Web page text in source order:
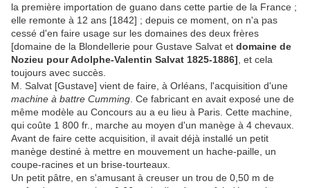
la première importation de guano dans cette partie de la France ;
elle remonte à 12 ans [1842] ; depuis ce moment, on n'a pas
cessé d'en faire usage sur les domaines des deux frères
[domaine de la Blondellerie pour Gustave Salvat et domaine de
Nozieu pour Adolphe-Valentin Salvat 1825-1886] , et cela
toujours avec succès.
M. Salvat [Gustave] vient de faire, à Orléans, l'acquisition d'une
machine à battre Cumming . Ce fabricant en avait exposé une de
même modèle au Concours au a eu lieu à Paris. Cette machine,
qui coûte 1 800 fr., marche au moyen d'un manège à 4 chevaux.
Avant de faire cette acquisition, il avait déjà installé un petit
manège destiné à mettre en mouvement un hache-paille, un
coupe-racines et un brise-tourteaux.
Un petit pâtre, en s'amusant à creuser un trou de 0,50 m de